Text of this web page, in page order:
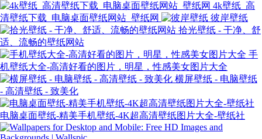
4k壁纸_高
清壁纸下载_电脑桌面壁纸网站_壁纸网
彼岸壁纸
拾光壁纸 - 干净、舒
适、流畅的壁纸网站
手
机壁纸大全-高清好看的图片，明星，性感美女图片大全
横屏壁纸 - 电脑壁纸
- 高清壁纸 - 致美化
电脑桌面壁纸-精美手机壁纸-4K超高清壁纸图片大全-壁纸社